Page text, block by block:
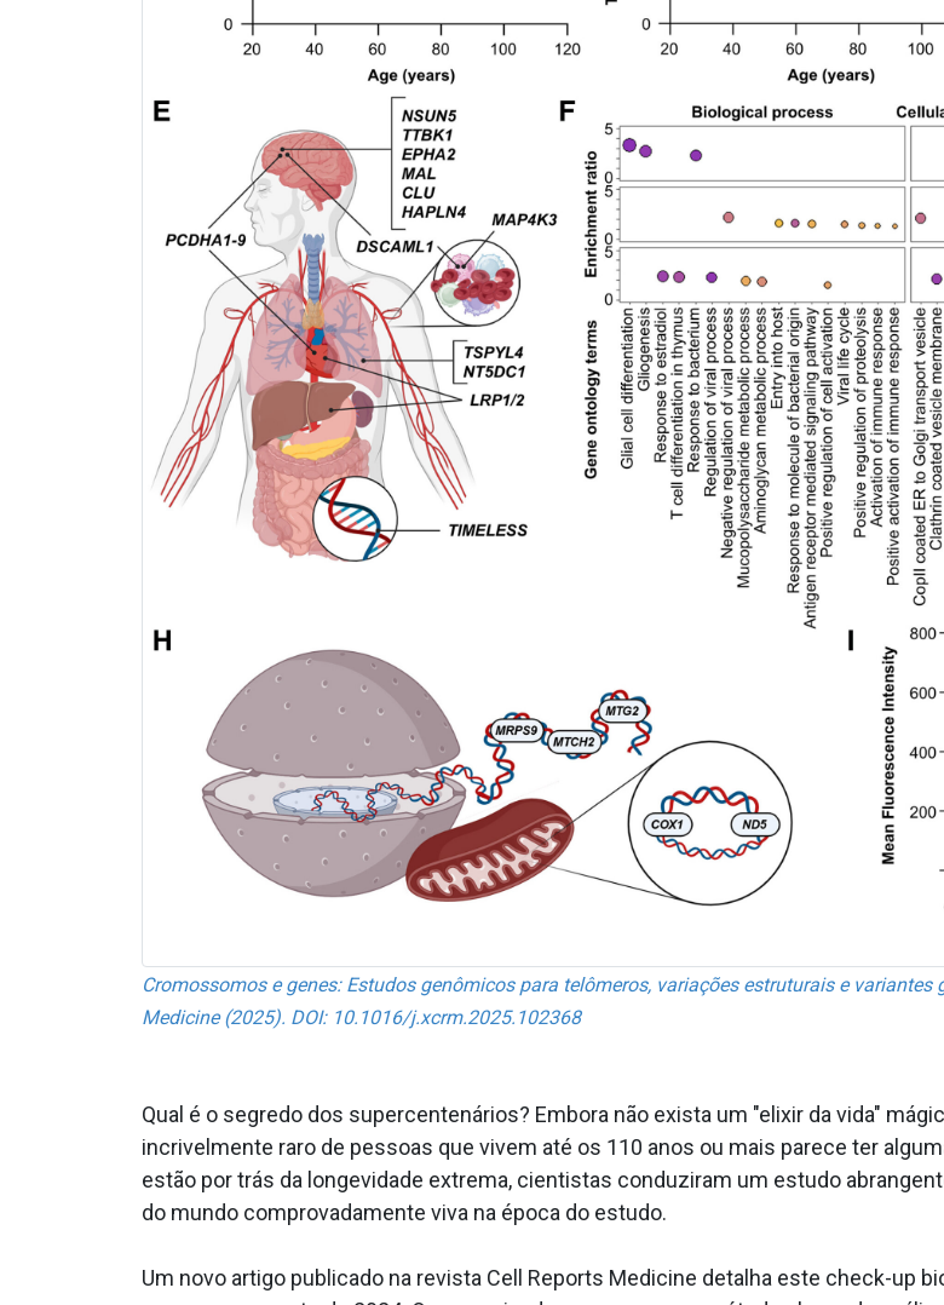
Cromossomos e genes: Estudos genômicos para telômeros, variações estruturais e
Medicine (2025). DOI: 10.1016/j.xcrm.2025.102368
Qual é o segredo dos supercentenários? Embora não exista um "elixir da vida"
incrivelmente raro de pessoas que vivem até os 110 anos ou mais parece ter
estão por trás da longevidade extrema, cientistas conduziram um estudo
do mundo comprovadamente viva na época do estudo.
Um novo artigo publicado na revista Cell Reports Medicine detalha este check-up